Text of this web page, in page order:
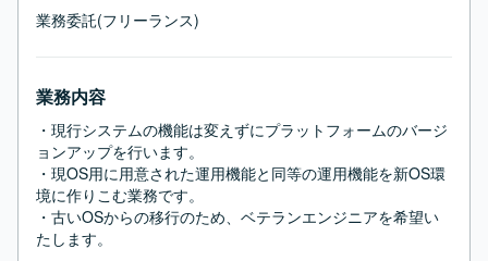
業務委託(フリーランス)
業務内容
・現行システムの機能は変えずにプラットフォームのバージ
ョンアップを行います。
・現OS用に用意された運用機能と同等の運用機能を新OS環
境に作りこむ業務です。
・古いOSからの移行のため、ベテランエンジニアを希望い
たします。